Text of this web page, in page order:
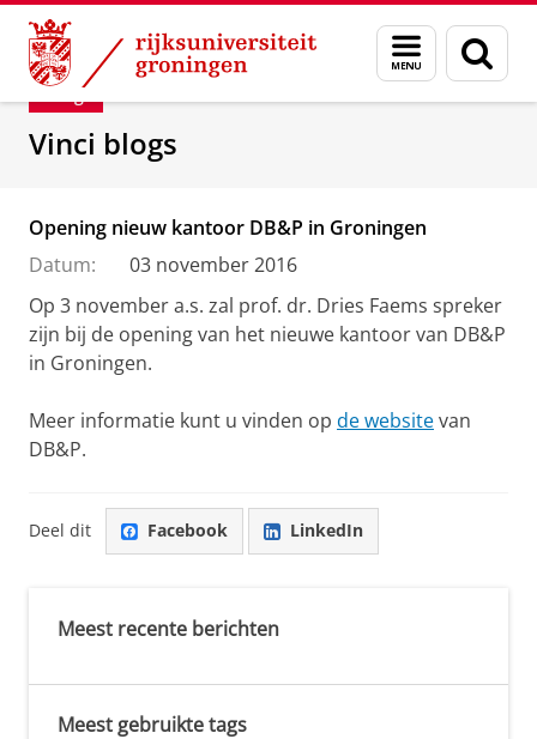
Skip
Content
Skip
Navigation
Menu
en
zoeken
Department of Innovation Management &
Blog
Vinci blogs
Opening nieuw kantoor DB&P in Groningen
Datum:
03 november 2016
Op 3 november a.s. zal prof. dr. Dries Faems spreker
zijn bij de opening van het nieuwe kantoor van DB&P
in Groningen.
Meer informatie kunt u vinden op de websitevan
DB&P.
Deel dit Facebook LinkedIn
Meest recente berichten
Meest gebruikte tags